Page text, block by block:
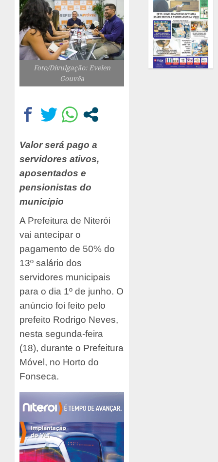
Foto/Divulgação: Evelen
Gouvêa
Valor será pago a
servidores ativos,
aposentados e
pensionistas do
município
A Prefeitura de Niterói
vai antecipar o
pagamento de 50% do
13º salário dos
servidores municipais
para o dia 1º de junho. O
anúncio foi feito pelo
prefeito Rodrigo Neves,
nesta segunda-feira
(18), durante o Prefeitura
Móvel, no Horto do
Fonseca.